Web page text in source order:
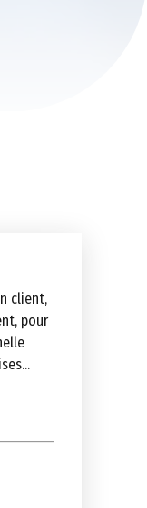
client,
pour